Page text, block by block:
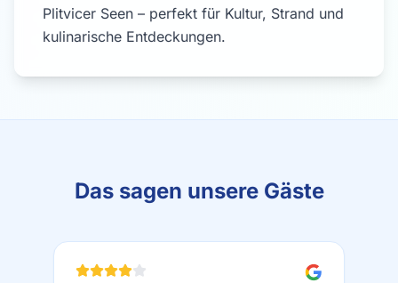
Plitvicer Seen – perfekt für Kultur, Strand und
kulinarische Entdeckungen.
Das sagen unsere Gäste